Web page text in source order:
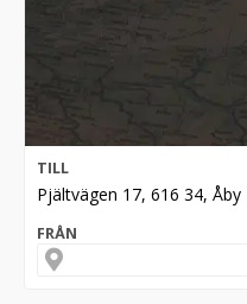
TILL
Pjältvägen 17, 616 34, Åby
FRÅN